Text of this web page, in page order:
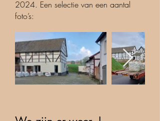
2024. Een selectie van een aantal
foto’s: